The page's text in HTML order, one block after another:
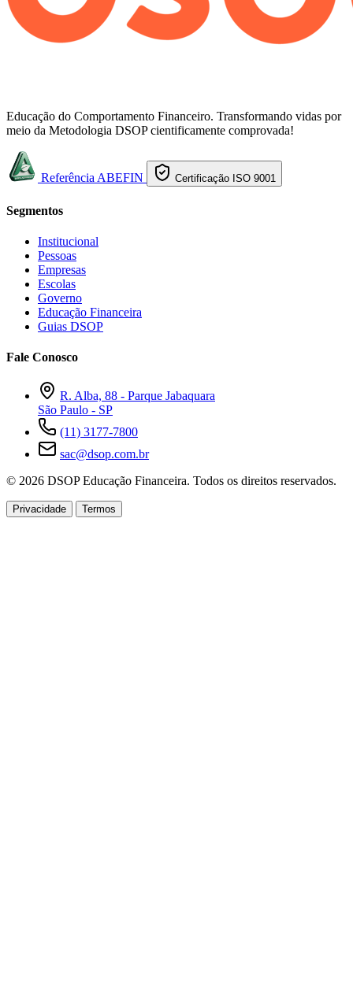
Educação do Comportamento Financeiro. Transformando vidas por
meio da Metodologia DSOP cientificamente comprovada!
Referência ABEFIN Certificação ISO 9001
Segmentos
Institucional
Pessoas
Empresas
Escolas
Governo
Educação Financeira
Guias DSOP
Fale Conosco
R. Alba, 88 - Parque Jabaquara
São Paulo - SP
(11) 3177-7800
sac@dsop.com.br
© 2026 DSOP Educação Financeira. Todos os direitos reservados.
Privacidade Termos